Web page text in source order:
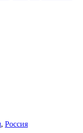
, Россия